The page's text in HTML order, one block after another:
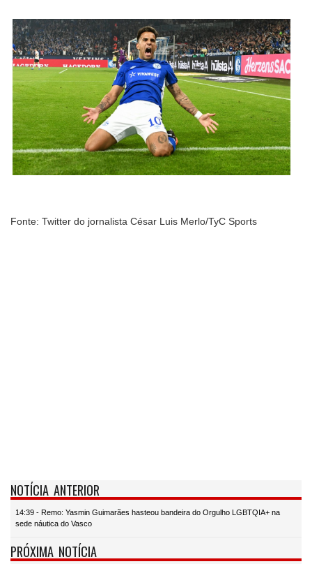
Fonte: Twitter do jornalista César Luis Merlo/TyC Sports
NOTÍCIA ANTERIOR
14:39 - Remo: Yasmin Guimarães hasteou bandeira do Orgulho LGBTQIA+ na
sede náutica do Vasco
PRÓXIMA NOTÍCIA